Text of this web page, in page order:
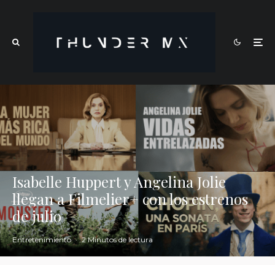
Isabelle Huppert y Angelina Jolie
llegan a Filmelier+ con los estrenos
de julio
Entretenimiento · 2 Minutos de lectura